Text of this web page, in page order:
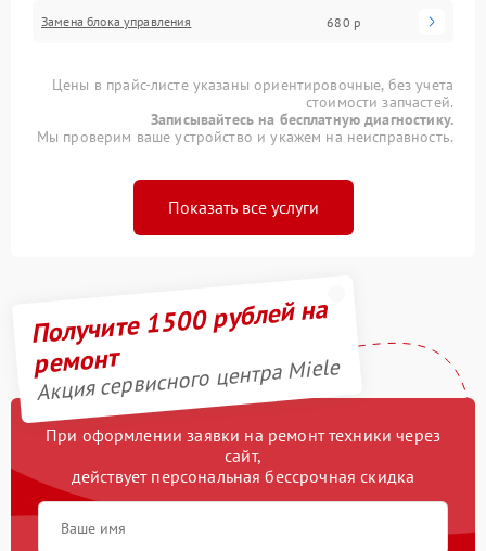
Замена блока управления 680 р
Цены в прайс-листе указаны ориентировочные, без учета
стоимости запчастей.
Записывайтесь на бесплатную диагностику.
Мы проверим ваше устройство и укажем на неисправность.
Показать все услуги
Получите 1500 рублей на
ремонт
Акция сервисного центра Miele
При оформлении заявки на ремонт техники через
сайт,
действует персональная бессрочная скидка